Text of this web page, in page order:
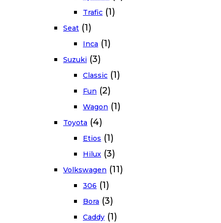
Trafic (1)
Seat (1)
Inca (1)
Suzuki (3)
Classic (1)
Fun (2)
Wagon (1)
Toyota (4)
Etios (1)
Hilux (3)
Volkswagen (11)
306 (1)
Bora (3)
Caddy (1)